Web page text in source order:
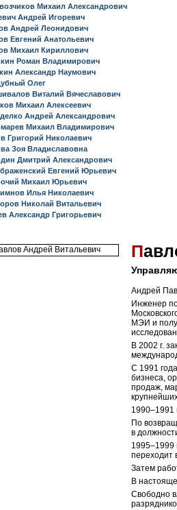
Михаил Александрович
Андрей Игоревич
Андрей Леонидович
Евгений Анатольевич
Михаил Кириллович
Роман Владимирович
Александр Наумович
Олег
Виталий Вячеславович
Михаил Алексеевич
Андрей Александрович
Михаил Владимирович
Григорий Николаевич
Зоя Владиславовна
Дмитрий Александрович
Евгений Юрьевич
Михаил Юрьевич
Илья Николаевич
Николай Витальевич
Александр Григорьевич
П
Андрей
Инженер
МЭИ и
В 2002 г.
С 1991
бизнеса,
продаж,
1990–1991
По
в
1995–1999
переходит
Затем
В
Свободно